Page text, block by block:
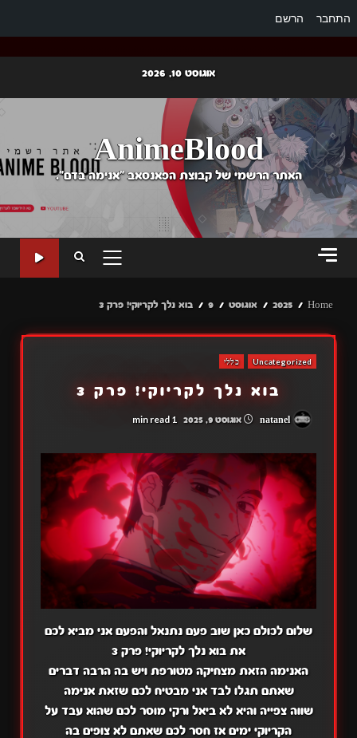
התחבר הרשם
content
אוגוסט 10, 2026
AnimeBlood
האתר הרשמי של קבוצת הפאנסאב "אנימה בדם".
PRIMARY
Home
2025 אוגוסט 9 בוא נלך לקריוקי! פרק 3
Uncategorized כללי
בוא נלך לקריוקי! פרק 3
אוגוסט 9, 2025 1 min read
שלום לכולם כאן שוב פעם נתנאל והפעם אני מביא לכם
את בוא נלך לקריוקי! פרק 3
האנימה הזאת מצחיקה מטורפת ויש בה הרבה דברים
שאתם תגלו לבד אני מבטיח לכם שזאת אנימה
שווה צפייה והיא לא ביאל ורקי מוסר לכם שהוא עבד על
הקריוקי ימים אז חסר לכם שאתם לא צופים בה